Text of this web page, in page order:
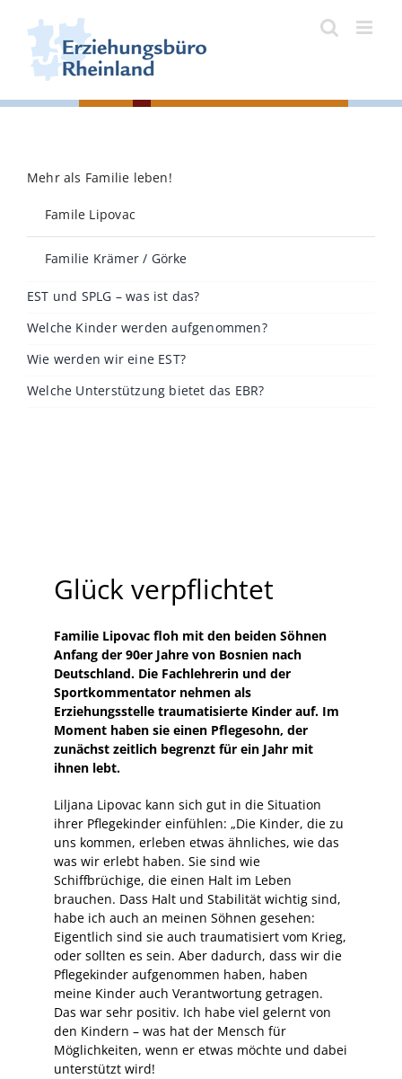
Inhalt
springen
Mehr als Familie leben!
Famile Lipovac
Familie Krämer / Görke
EST und SPLG – was ist das?
Welche Kinder werden aufgenommen?
Wie werden wir eine EST?
Welche Unterstützung bietet das EBR?
Glück verpflichtet
Familie Lipovac floh mit den beiden Söhnen
Anfang der 90er Jahre von Bosnien nach
Deutschland. Die Fachlehrerin und der
Sportkommentator nehmen als
Erziehungsstelle traumatisierte Kinder auf. Im
Moment haben sie einen Pflegesohn, der
zunächst zeitlich begrenzt für ein Jahr mit
ihnen lebt.
Liljana Lipovac kann sich gut in die Situation
ihrer Pflegekinder einfühlen: „Die Kinder, die zu
uns kommen, erleben etwas ähnliches, wie das
was wir erlebt haben. Sie sind wie
Schiffbrüchige, die einen Halt im Leben
brauchen. Dass Halt und Stabilität wichtig sind,
habe ich auch an meinen Söhnen gesehen:
Eigentlich sind sie auch traumatisiert vom Krieg,
oder sollten es sein. Aber dadurch, dass wir die
Pflegekinder aufgenommen haben, haben
meine Kinder auch Verantwortung getragen.
Das war sehr positiv. Ich habe viel gelernt von
den Kindern – was hat der Mensch für
Möglichkeiten, wenn er etwas möchte und dabei
unterstützt wird!